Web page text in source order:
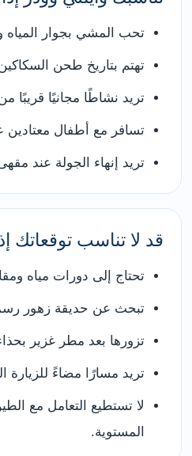
تحب المشي بجوار المياه
تهتم بتاريخ طحن
تريد نشاطًا مجانيًا قريبًا
تسافر مع أطفال
تريد إنهاء الجولة عند
قد لا تناسب توقعاتك
تحتاج إلى دورات مياه
تبحث عن حديقة زهور
تزورها بعد مطر غزير
تريد مسارًا مضاءً للزيارة
لا تستطيع التعامل مع
المستوية.